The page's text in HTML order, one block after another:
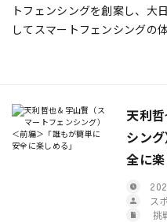
トフェンシングを創案し、大
してスマートフェンシングの
天利
シン
全に楽
ス
挑